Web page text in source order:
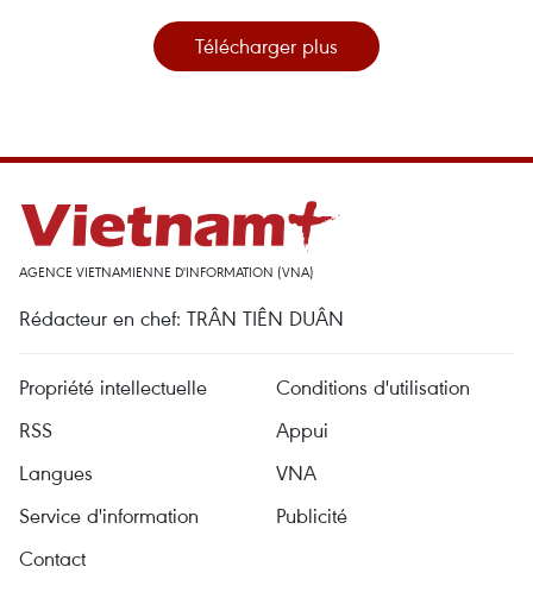
Télécharger plus
AGENCE VIETNAMIENNE D'INFORMATION (VNA)
Rédacteur en chef: TRÂN TIÊN DUÂN
Propriété intellectuelle
Conditions d'utilisation
RSS
Appui
Langues
VNA
Service d'information
Publicité
Contact